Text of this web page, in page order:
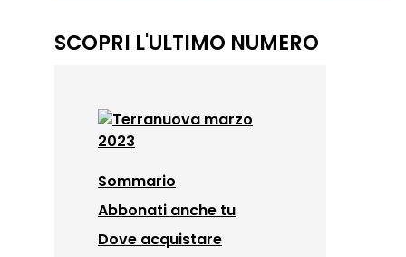
SCOPRI L'ULTIMO NUMERO
Sommario
Abbonati anche tu
Dove acquistare